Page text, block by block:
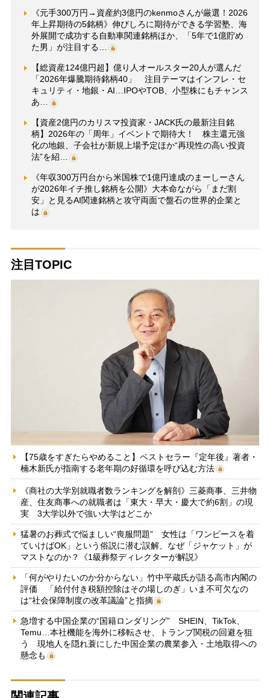
《元手300万円→資産約3億円のkenmoさんが厳選！2026
年上昇期待の5銘柄》伸びしろに期待ができる学習塾、海
外展開で成功する自動車関連銘柄ほか、「5年で1億貯め
た男」が注目する…
【総資産124億円超】億り人オールスター20人が選んだ
「2026年爆騰期待銘柄40」 注目テーマはインフレ・セ
キュリティ・地銀・AI…IPOやTOB、小型株にもチャンス
あ…
【資産2億円のカリスマ投資家・JACK氏の最新注目銘
柄】2026年の「周年」イベントで期待大！ 株主還元強
化の地銀、子会社が新規上場予定ほか“再現性の高い投資
法”を紹…
《年収300万円台から米国株で1億円達成のまーしーさん
が2026年イチ推し銘柄を公開》大本命ながら「まだ割
安」と見るAI関連銘柄と攻守両面で盤石の世界的企業と
は
注目TOPIC
【75歳をすぎたらやめること】ベストセラー『定年後』著者・
楠木新氏が指南する老年期の好循環を呼び込む方法
《商社の大学別就職者数ランキングを解剖》三菱商事、三井物
産、住友商事への就職者は「東大・早大・慶大で約6割」の現
実 3大学以外で強い大学はどこか
猛暑のお葬式で悩ましい“喪服問題” 女性は「ワンピースを着
ていけばOK」という俗説に潜む誤解、なぜ「ジャケット」が
マストなのか？《1級葬祭ディレクターが解説》
「何がやりたいのか分からない」竹中平蔵氏が語る高市内閣の
評価 「給付付き税額控除はその場しのぎ」いま不可欠なの
は“社会保障制度の改革議論”と指摘
急増する中国企業の“国籍ロンダリング” SHEIN、TikTok、
Temu…本社機能を海外に移転させ、トランプ関税の回避を狙
う 現地人を隠れ蓑にした中国企業の農業参入・土地取得への
懸念も